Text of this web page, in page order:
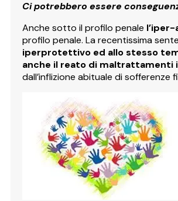
Ci potrebbero essere
Anche sotto il profilo penale
profilo penale. La recentissima
iperprotettivo ed allo stesso
anche il reato di maltrattamenti
dall’inflizione abituale di sofferenze